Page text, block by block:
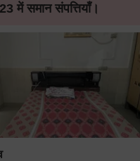
में समान संपत्तियाँ।